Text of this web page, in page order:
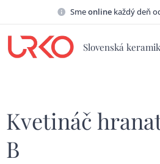
Smeonline každý deň
Slovenská
Kvetináč
B